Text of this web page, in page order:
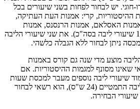
חוגי. יש לבחור לפחות בשני שיעורים בכל
קרי: אמנות העת העתיקה,
אמנות האסלאם, אמנות הרנסנס, אמנות
מודרנית-עכשווית (10 שיעורי ליבה בסה"כ). את שני שיעורי הליבה
ניתן לבחור ללא הגבלה כלשהי.
מוצע מדי שנה גם קורס באמנות
שאינו מסונף למגמות ההיסטוריות. אם
שיעורי ליבה נוספים מעבר למכסת שעות
החובה של שיעור הליבה התמטיים (24 ש"ס), הוא רשאי לבחור
הבחירה.